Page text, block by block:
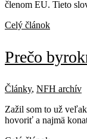
členom EU. Tieto
Celý článok
Prečo
Články, NFH archív
Zažil som to už
hovoriť a najmä